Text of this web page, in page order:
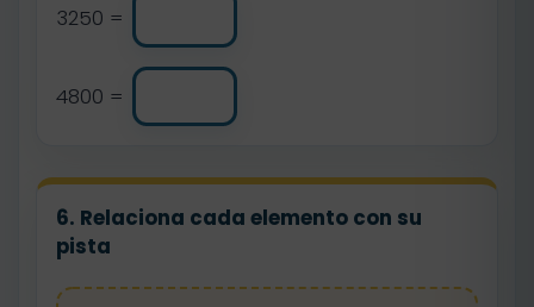
3250 =
4800 =
6. Relaciona cada elemento con su
pista